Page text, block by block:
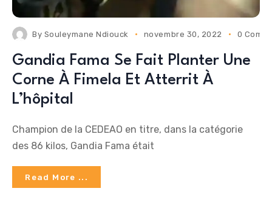
By Souleymane Ndiouck novembre 30, 2022 0
Gandia Fama Se Fait Planter Une
Corne À Fimela Et Atterrit À
L’hôpital
Champion de la CEDEAO en titre, dans la catégorie
des 86 kilos, Gandia Fama était
Read More ...